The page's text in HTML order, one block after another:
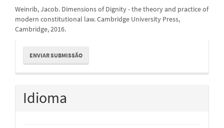
Weinrib, Jacob. Dimensions of Dignity - the theory and practice of
modern constitutional law. Cambridge University Press,
Cambridge, 2016.
Enviar
Submissão
ENVIAR SUBMISSÃO
Idioma